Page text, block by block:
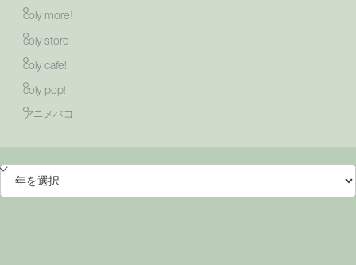
coly more！
coly store
coly cafe!
coly pop!
アニメバコ